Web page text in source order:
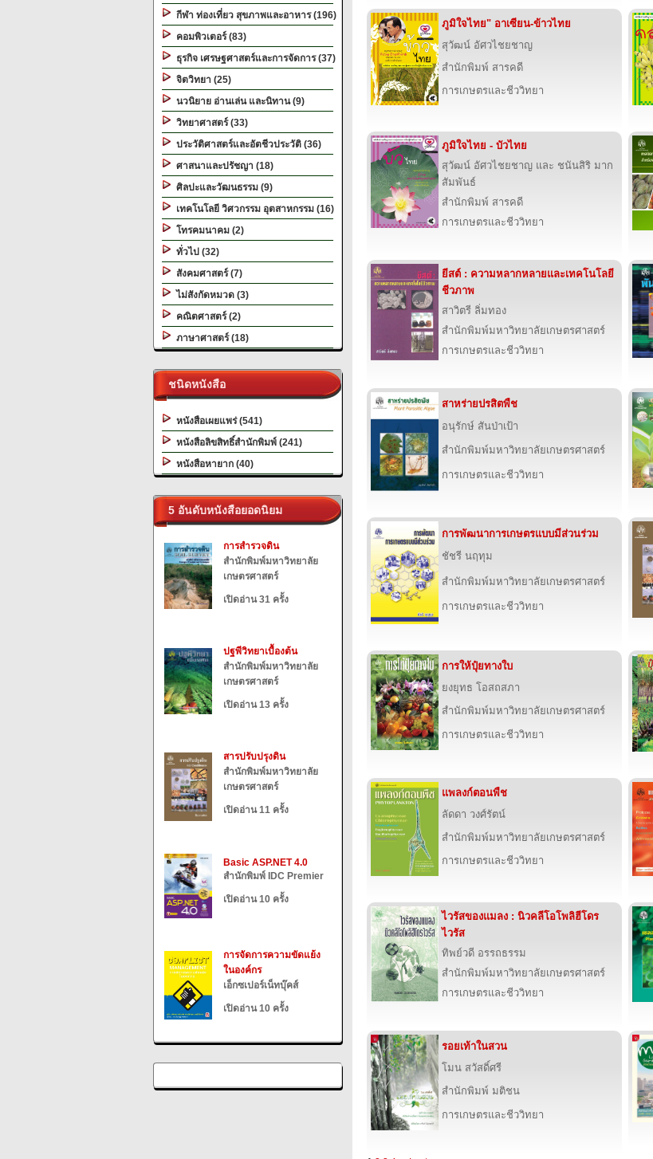
กีฬา ท่องเที่ยว สุขภาพและอาหาร (196)
คอมพิวเตอร์ (83)
ธุรกิจ เศรษฐศาสตร์และการจัดการ (37)
จิตวิทยา (25)
นวนิยาย อ่านเล่น และนิทาน (9)
วิทยาศาสตร์ (33)
ประวัติศาสตร์และอัตชีวประวัติ (36)
ศาสนาและปรัชญา (18)
ศิลปะและวัฒนธรรม (9)
เทคโนโลยี วิศวกรรม อุตสาหกรรม (16)
โทรคมนาคม (2)
ทั่วไป (32)
สังคมศาสตร์ (7)
ไม่สังกัดหมวด (3)
คณิตศาสตร์ (2)
ภาษาศาสตร์ (18)
ชนิดหนังสือ
หนังสือเผยแพร่ (541)
หนังสือลิขสิทธิ์สำนักพิมพ์ (241)
หนังสือหายาก (40)
5 อันดับหนังสือยอดนิยม
การสำรวจดิน
สำนักพิมพ์มหาวิทยาลัย
เกษตรศาสตร์
เปิดอ่าน 31 ครั้ง
ปฐพีวิทยาเบื้องต้น
สำนักพิมพ์มหาวิทยาลัย
เกษตรศาสตร์
เปิดอ่าน 13 ครั้ง
สารปรับปรุงดิน
สำนักพิมพ์มหาวิทยาลัย
เกษตรศาสตร์
เปิดอ่าน 11 ครั้ง
Basic ASP.NET 4.0
สำนักพิมพ์ IDC Premier
เปิดอ่าน 10 ครั้ง
การจัดการความขัดแย้ง
ในองค์กร
เอ็กซเปอร์เน็ทบุ๊คส์
เปิดอ่าน 10 ครั้ง
ภูมิใจไทย" อาเซียน-ข้าวไทย
สุวัฒน์ อัศวไชยชาญ
สำนักพิมพ์ สารคดี
การเกษตรและชีววิทยา
ภูมิใจไทย - บัวไทย
สุวัฒน์ อัศวไชยชาญ และ ชนันสิริ มาก
สัมพันธ์
สำนักพิมพ์ สารคดี
การเกษตรและชีววิทยา
ยีสต์ : ความหลากหลายและเทคโนโลยี
ชีวภาพ
สาวิตรี ลิ่มทอง
สำนักพิมพ์มหาวิทยาลัยเกษตรศาสตร์
การเกษตรและชีววิทยา
สาหร่ายปรสิตพืช
อนุรักษ์ สันป่าเป้า
สำนักพิมพ์มหาวิทยาลัยเกษตรศาสตร์
การเกษตรและชีววิทยา
การพัฒนาการเกษตรแบบมีส่วนร่วม
ชัชรี นฤทุม
สำนักพิมพ์มหาวิทยาลัยเกษตรศาสตร์
การเกษตรและชีววิทยา
การให้ปุ๋ยทางใบ
ยงยุทธ โอสถสภา
สำนักพิมพ์มหาวิทยาลัยเกษตรศาสตร์
การเกษตรและชีววิทยา
แพลงก์ตอนพืช
ลัดดา วงศ์รัตน์
สำนักพิมพ์มหาวิทยาลัยเกษตรศาสตร์
การเกษตรและชีววิทยา
ไวรัสของแมลง : นิวคลีโอโพลิฮีโดร
ไวรัส
ทิพย์วดี อรรถธรรม
สำนักพิมพ์มหาวิทยาลัยเกษตรศาสตร์
การเกษตรและชีววิทยา
รอยเท้าในสวน
โมน สวัสดิ์ศรี
สำนักพิมพ์ มติชน
การเกษตรและชีววิทยา